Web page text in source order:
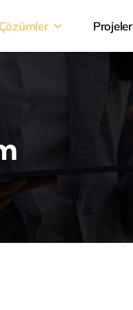
Çözümler Projeler